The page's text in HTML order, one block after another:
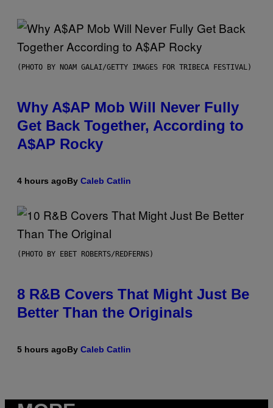
(PHOTO BY NOAM GALAI/GETTY IMAGES FOR TRIBECA FESTIVAL)
Why A$AP Mob Will Never Fully
Get Back Together, According to
A$AP Rocky
4 hours agoBy Caleb Catlin
(PHOTO BY EBET ROBERTS/REDFERNS)
8 R&B Covers That Might Just Be
Better Than the Originals
5 hours agoBy Caleb Catlin